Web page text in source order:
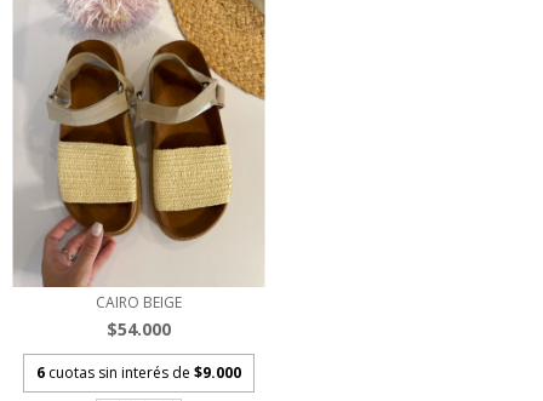
CAIRO BEIGE
$54.000
6 cuotas sin interés de $9.000